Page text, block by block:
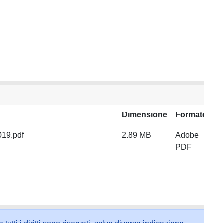
Dimensione
2.89 MB
Adobe
PDF